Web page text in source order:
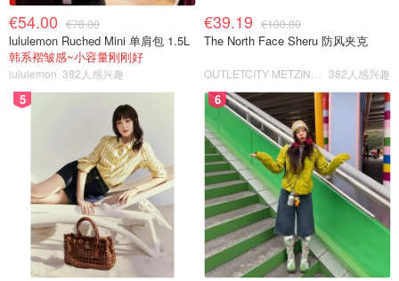
€54.00 €78.00
lululemon Ruched Mini 单肩包 1.5L
韩系褶皱感~小容量刚刚好
lululemon 382人感兴趣
€39.19 €100.00
The North Face Sheru 防风夹克
382人感兴趣
5 6